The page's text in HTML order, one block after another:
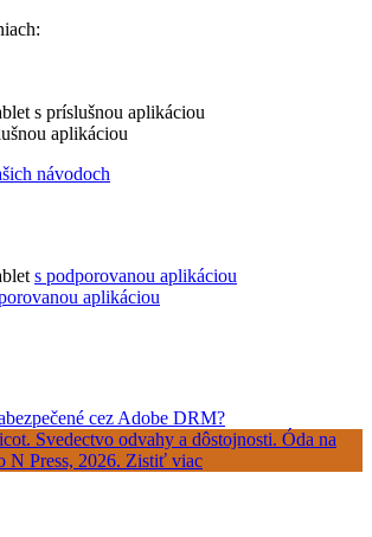
s príslušnou aplikáciou
aplikáciou
návodoch
s podporovanou aplikáciou
aplikáciou
cez Adobe DRM?